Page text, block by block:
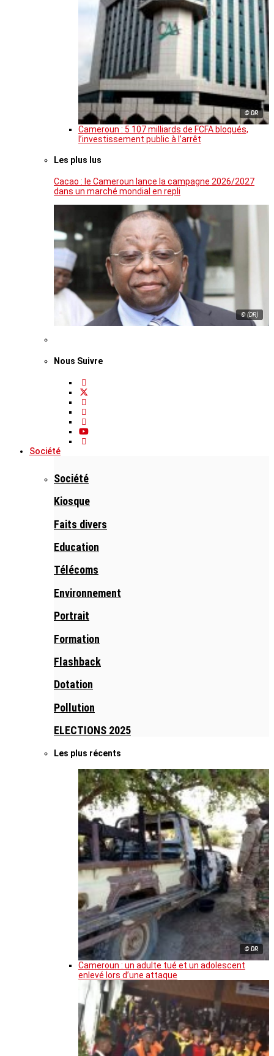
© DR
Cameroun : 5 107 milliards de FCFA bloqués,
l’investissement public à l’arrêt
Les plus lus
Cacao : le Cameroun lance la campagne 2026/2027
dans un marché mondial en repli
© (DR)
Nous Suivre
Société
Société
Kiosque
Faits divers
Education
Télécoms
Environnement
Portrait
Formation
Flashback
Dotation
Pollution
ELECTIONS 2025
Les plus récents
© DR
Cameroun : un adulte tué et un adolescent
enlevé lors d’une attaque